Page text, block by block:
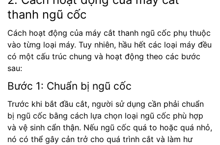
thanh ngũ cốc
Cách hoạt động của máy cắt thanh ngũ cốc phụ thuộc
vào từng loại máy. Tuy nhiên, hầu hết các loại máy đều
có một cấu trúc chung và hoạt động theo các bước
sau:
Bước 1: Chuẩn bị ngũ cốc
Trước khi bắt đầu cắt, người sử dụng cần phải chuẩn
bị ngũ cốc bằng cách lựa chọn loại ngũ cốc phù hợp
và vệ sinh cẩn thận. Nếu ngũ cốc quá to hoặc quá nhỏ,
nó có thể gây cản trở cho quá trình cắt và làm hư